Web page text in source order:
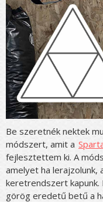
Be szeretnék nektek
módszert, amit a
fejlesztettem ki. A
amelyet ha lerajzolunk,
keretrendszert kapunk.
görög eredetű betű a